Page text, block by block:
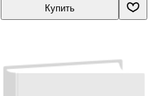
Купить